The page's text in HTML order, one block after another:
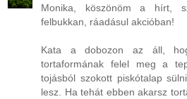
Monika, köszönöm a hírt,
felbukkan, ráadásul akcióban!
Kata a dobozon az áll,
tortaformának felel meg a
tojásból szokott piskótalap
lesz. Ha tehát ebben akarsz